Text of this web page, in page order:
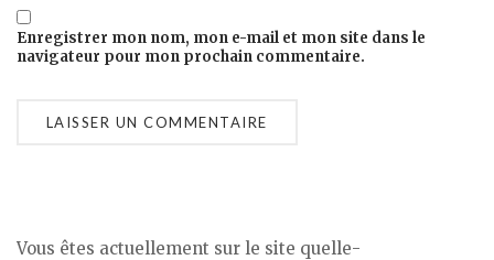
Enregistrer mon nom, mon e-mail et mon site dans le
navigateur pour mon prochain commentaire.
Vous êtes actuellement sur le site quelle-